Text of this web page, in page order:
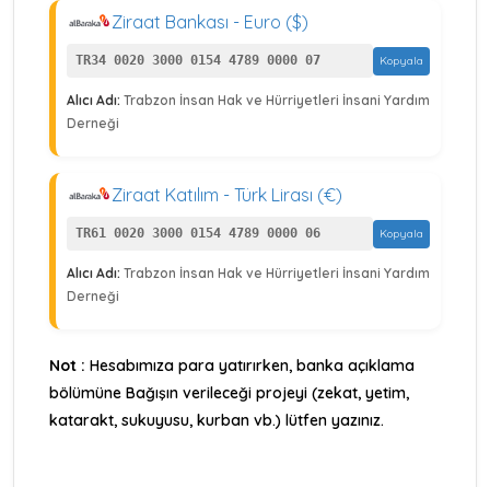
Ziraat Bankası - Euro ($)
TR34 0020 3000 0154 4789 0000 07 Kopyala
Alıcı Adı: Trabzon İnsan Hak ve Hürriyetleri İnsani Yardım
Derneği
Ziraat Katılım - Türk Lirası (€)
TR61 0020 3000 0154 4789 0000 06 Kopyala
Alıcı Adı: Trabzon İnsan Hak ve Hürriyetleri İnsani Yardım
Derneği
Not : Hesabımıza para yatırırken, banka açıklama
bölümüne Bağışın verileceği projeyi (zekat, yetim,
katarakt, sukuyusu, kurban vb.) lütfen yazınız.